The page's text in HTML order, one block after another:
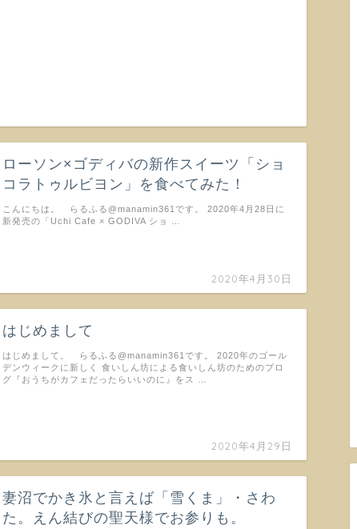
ローソン×ゴディバの新作スイーツ「ショ
コラトゥルビヨン」を食べてみた！
2020年4月30日
こんにちは。 らるふる@manamin361です。 2020年4月28日に
新発売の「Uchi Cafe × GODIVA ショ …
はじめまして
2020年4月29日
はじめまして。 らるふる@manamin361です。 2020年のゴール
デンウィークに新しく 食いしん坊による食いしん坊のためのブロ
グ『おうちがカフェだったらいいのに』をス …
妻沼でかき氷と言えば「雪くま」・さわ
た。えん結びの聖天様でお参りも。